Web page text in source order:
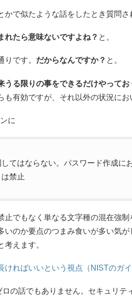
かで似たような話をしたとき質問さ
れたら意味ないですよね？ と。
りです。 だからなんですか？ と。
うる限りの事をできるだけやってお
も有効ですが、それ以外の状況にお
に
てはならない。パスワード作成に
禁止
止でもなく単なる文字種の混在強
いのか要点のつまみ食いが多い気が
考えます。
ければいいという視点（NISTのガイ
の話でもありません。セキュリテ